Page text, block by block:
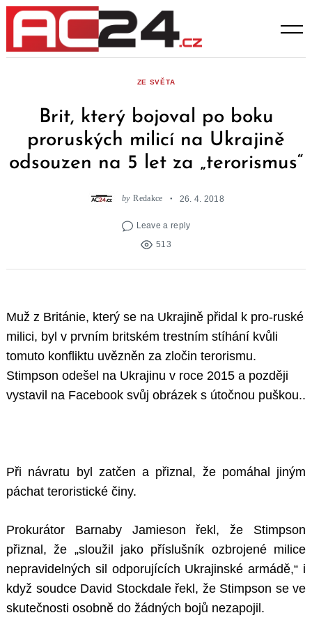
Skip
content
ZE SVĚTA
Brit, který bojoval po boku
proruských milicí na Ukrajině
odsouzen na 5 let za „terorismus“
by Redakce 26. 4. 2018
Leave a reply
513
Muž z Británie, který se na Ukrajině přidal k pro-ruské
milici, byl v prvním britském trestním stíhání kvůli
tomuto konfliktu uvězněn za zločin terorismu.
Stimpson odešel na Ukrajinu v roce 2015 a později
vystavil na Facebook svůj obrázek s útočnou puškou..
Při návratu byl zatčen a přiznal, že pomáhal jiným
páchat teroristické činy.
Prokurátor Barnaby Jamieson řekl, že Stimpson
přiznal, že „sloužil jako příslušník ozbrojené milice
nepravidelných sil odporujících Ukrajinské armádě,“ i
když soudce David Stockdale řekl, že Stimpson se ve
skutečnosti osobně do žádných bojů nezapojil.